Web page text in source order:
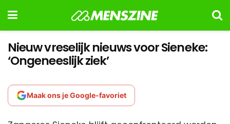
Nieuw vreselijk nieuws voor Sieneke:
‘Ongeneeslijk ziek’
Maak ons je Google-favoriet